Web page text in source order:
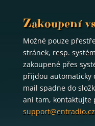
Zakoupení
Možné pouze
stránek, resp.
zakoupené přes
přijdou automaticky
mail spadne do
ani tam, kontaktujte
support@entradio.cz